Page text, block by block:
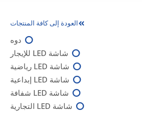
العودة إلى كافة المنتجات
دوه
شاشة LED للإيجار
شاشة LED رياضية
شاشة LED إبداعية
شاشة LED شفافة
شاشة LED التجارية